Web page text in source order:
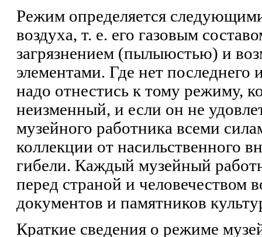
Режим определяется
воздуха, т. е. его газовым
загрязнением (пылыюстью) и
элементами. Где нет последнего
надо отнестись к тому режиму,
неизменный, и если он не
музейного работника всеми
коллекции от насильственного
гибели. Каждый музейный
перед страной и человечеством
документов и памятников
Краткие сведения о режиме